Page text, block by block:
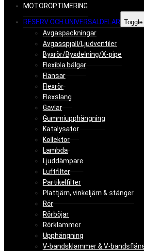
MOTOROPTIMERING
RESERV OCH UNIVERSALDELAR
Avgaspackningar
Avgasspjäll/Ljudventiler
Byxrör/Byxdelning/X-pipe
Flexibla bälgar
Flänsar
Flexrör
Flexslang
Gavlar
Gummiupphängning
Katalysator
Kollektor
Lambda
Ljuddämpare
Luftfilter
Partikelfilter
Plattjärn, vinkeljärn & stänger
Rör
Rörböjar
Rörklammer
Upphängning
V-bandsklammer & V-